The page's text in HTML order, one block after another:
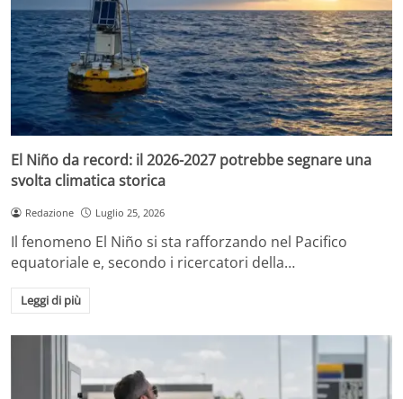
El Niño da record: il 2026-2027 potrebbe segnare una
svolta climatica storica
Redazione Luglio 25, 2026
Il fenomeno El Niño si sta rafforzando nel Pacifico
equatoriale e, secondo i ricercatori della…
Leggi di più